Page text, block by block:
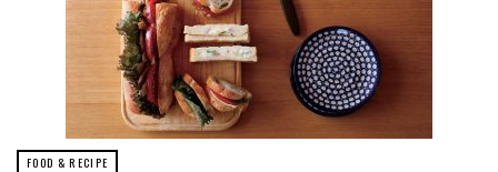
FOOD & RECIPE